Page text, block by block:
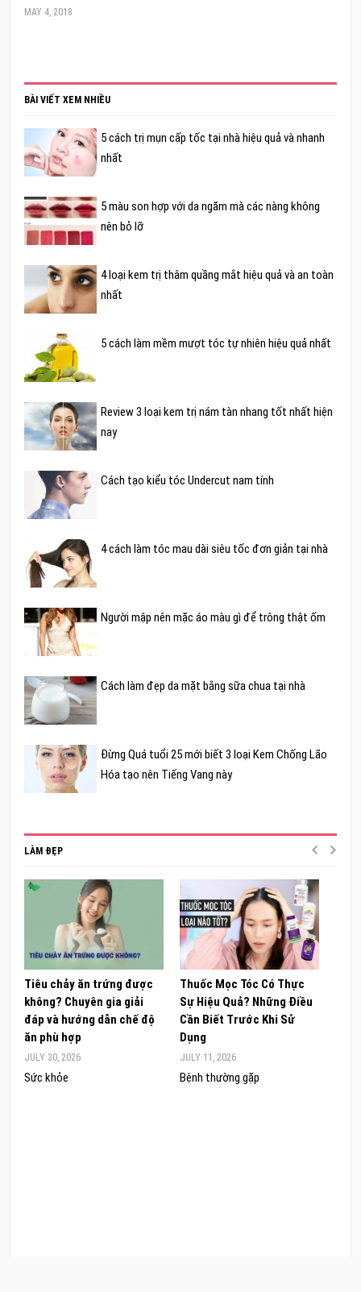
MAY 4, 2018
BÀI VIẾT XEM NHIỀU
5 cách trị mụn cấp tốc tại nhà hiệu quả và nhanh
nhất
5 màu son hợp với da ngăm mà các nàng không
nên bỏ lỡ
4 loại kem trị thâm quầng mắt hiệu quả và an toàn
nhất
5 cách làm mềm mượt tóc tự nhiên hiệu quả nhất
Review 3 loại kem trị nám tàn nhang tốt nhất hiện
nay
Cách tạo kiểu tóc Undercut nam tính
4 cách làm tóc mau dài siêu tốc đơn giản tại nhà
Người mập nên mặc áo màu gì để trông thật ốm
Cách làm đẹp da mặt bằng sữa chua tại nhà
Đừng Quá tuổi 25 mới biết 3 loại Kem Chống Lão
Hóa tạo nên Tiếng Vang này
LÀM ĐẸP
Tiêu chảy ăn trứng được
không? Chuyên gia giải
đáp và hướng dẫn chế độ
ăn phù hợp
JULY 30, 2026
Sức khỏe
Thuốc Mọc Tóc Có Thực
Sự Hiệu Quả? Những Điều
Cần Biết Trước Khi Sử
Dụng
JULY 11, 2026
Bệnh thường gặp